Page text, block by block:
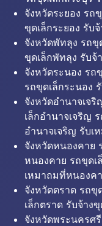
จังหวัดระยอง รถ
ขุดเล็กระยอง รับ
จังหวัดพัทลุง รถขุ
ขุดเล็กพัทลุง รับจ้
จังหวัดระนอง รถ
รถขุดเล็กระนอง
จังหวัดอำนาจเจ
เล็กอำนาจเจริญ
อำนาจเจริญ รับเ
จังหวัดหนองคาย
หนองคาย รถขุดเ
เหมาถมที่หนองค
จังหวัดตราด รถขุ
เล็กตราด รับจ้าง
จังหวัดพระนครศ